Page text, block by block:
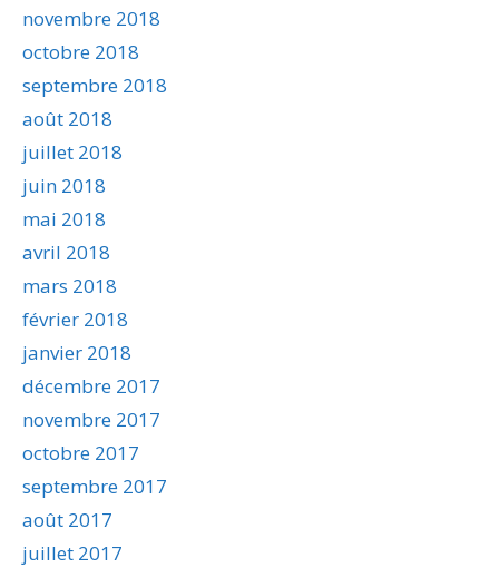
novembre 2018
octobre 2018
septembre 2018
août 2018
juillet 2018
juin 2018
mai 2018
avril 2018
mars 2018
février 2018
janvier 2018
décembre 2017
novembre 2017
octobre 2017
septembre 2017
août 2017
juillet 2017